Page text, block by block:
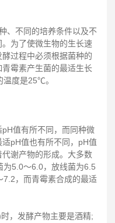
不同的培养条件以及不
为了使微生物的生长速
过程中必须根据菌种的
霉素产生菌的最适生长
度是25℃。
值有所不同，而同种微
pH值也有所不同，pH值
谢产物的形成。大多数
5.0～6.0，放线菌为6.5
，而青霉素合成的最适
，发酵产物主要是酒精;